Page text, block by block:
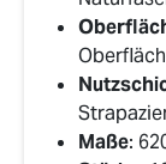
Maße: